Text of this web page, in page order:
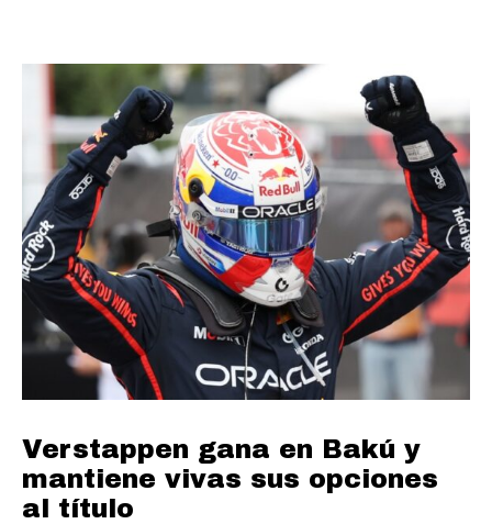
Verstappen gana en Bakú y
mantiene vivas sus opciones
al título